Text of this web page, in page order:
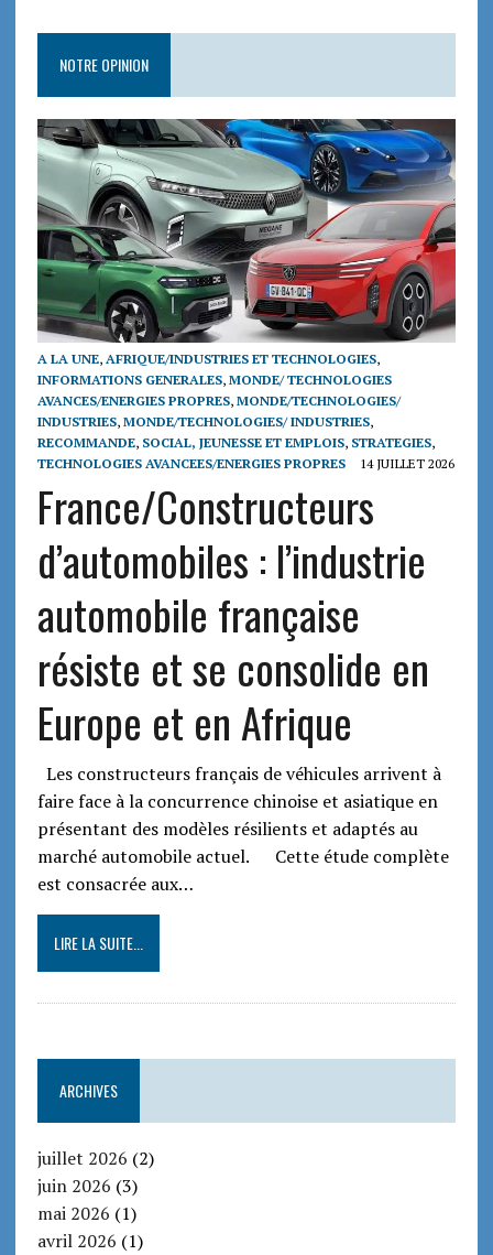
NOTRE OPINION
A LA UNE, AFRIQUE/INDUSTRIES ET TECHNOLOGIES,
INFORMATIONS GENERALES, MONDE/ TECHNOLOGIES
AVANCES/ENERGIES PROPRES, MONDE/TECHNOLOGIES/
INDUSTRIES, MONDE/TECHNOLOGIES/ INDUSTRIES,
RECOMMANDE, SOCIAL, JEUNESSE ET EMPLOIS, STRATEGIES,
TECHNOLOGIES AVANCEES/ENERGIES PROPRES
14 JUILLET 2026
France/Constructeurs
d’automobiles : l’industrie
automobile française
résiste et se consolide en
Europe et en Afrique
Les constructeurs français de véhicules arrivent à
faire face à la concurrence chinoise et asiatique en
présentant des modèles résilients et adaptés au
marché automobile actuel. Cette étude complète
est consacrée aux…
LIRE LA SUITE...
ARCHIVES
juillet 2026 (2)
juin 2026 (3)
mai 2026 (1)
avril 2026 (1)